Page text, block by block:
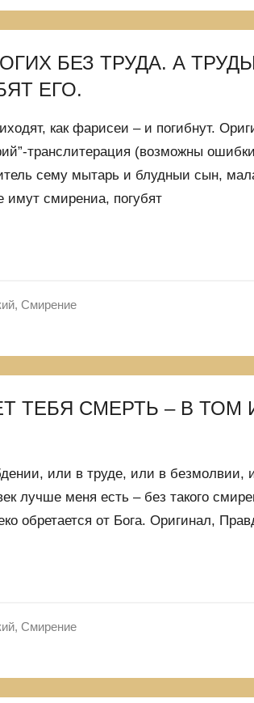
БЕЗ ТРУДА. А
ЕГО.
как фарисеи – и погибнут.
транслитерация (возможны
сему мытарь и блудныи сын,
имут смирениа, погубят
, Смирение
ТЕБЯ СМЕРТЬ – В ТОМ
или в труде, или в безмолвии,
лучше меня есть – без такого
обретается от Бога. Оригинал,
, Смирение